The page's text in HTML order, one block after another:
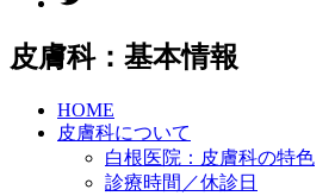
twitter
皮膚科：基本情報
HOME
皮膚科について
白根医院：皮膚科の特色
診療時間／休診日